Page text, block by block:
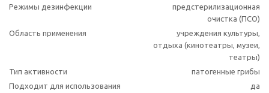
Режимы дезинфекции
предстерилизационная
очистка (ПСО)
Область применения
учреждения культуры,
отдыха (кинотеатры, музеи,
театры)
Тип активности
патогенные грибы
Подходит для использования
да